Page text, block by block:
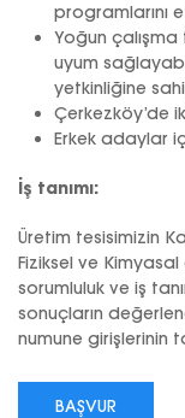
programlarını
Yoğun
uyum
yetkinliğine
Çerkezköy’de
Erkek adaylar
İş tanımı:
Üretim tesisimizin
Fiziksel ve
sorumluluk ve iş
sonuçların
numune girişlerinin
BAŞVUR